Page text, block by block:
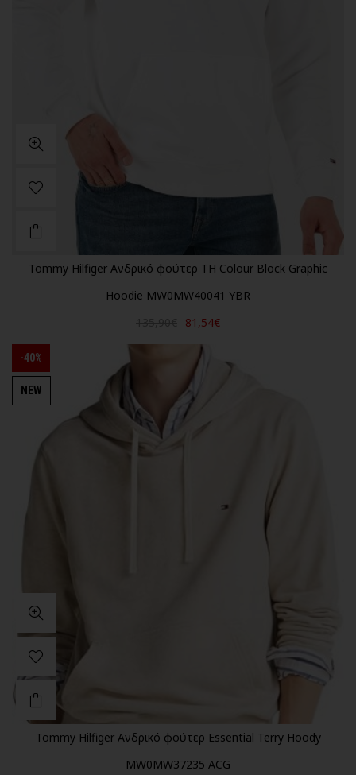
Tommy Hilfiger Ανδρικό φούτερ TH Colour Block Graphic
Hoodie MW0MW40041 YBR
81,54€
-40%
NEW
Tommy Hilfiger Ανδρικό φούτερ Essential Terry Hoody
MW0MW37235 ACG